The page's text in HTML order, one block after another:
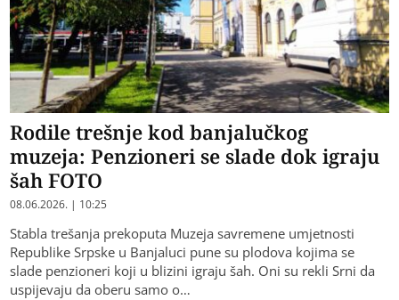
Rodile trešnje kod banjalučkog
muzeja: Penzioneri se slade dok igraju
šah FOTO
08.06.2026. | 10:25
Stabla trešanja prekoputa Muzeja savremene umjetnosti
Republike Srpske u Banjaluci pune su plodova kojima se
slade penzioneri koji u blizini igraju šah. Oni su rekli Srni da
uspijevaju da oberu samo o…